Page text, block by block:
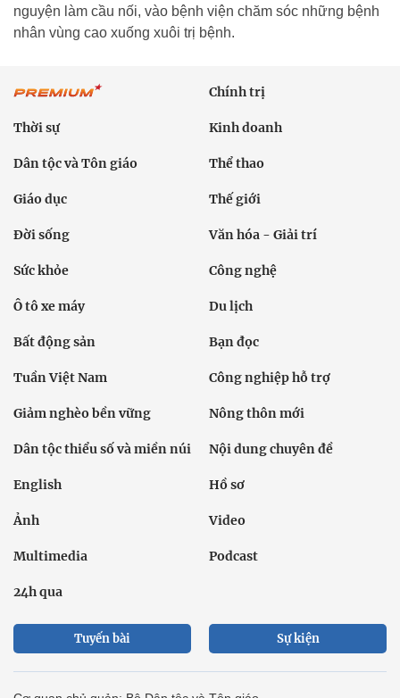
nguyện làm cầu nối, vào bệnh viện chăm sóc những bệnh
nhân vùng cao xuống xuôi trị bệnh.
Chính trị
Thời sự Kinh doanh
Dân tộc và Tôn giáo Thể thao
Giáo dục Thế giới
Đời sống Văn hóa - Giải trí
Sức khỏe Công nghệ
Ô tô xe máy Du lịch
Bất động sản Bạn đọc
Tuần Việt Nam Công nghiệp hỗ trợ
Giảm nghèo bền vững Nông thôn mới
Dân tộc thiểu số và miền núi Nội dung chuyên đề
English Hồ sơ
Ảnh Video
Multimedia Podcast
24h qua
Tuyến bài Sự kiện